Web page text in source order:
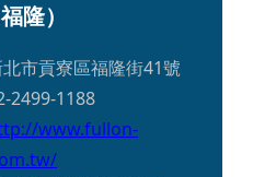
隆）
市貢寮區福隆街41號
2499-1188
www.fullon-